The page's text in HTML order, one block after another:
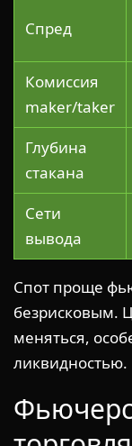
Спред
Комиссия
maker/taker
Глубина
стакана
Сети
вывода
Спот проще
безрисковым.
меняться,
ликвидностью.